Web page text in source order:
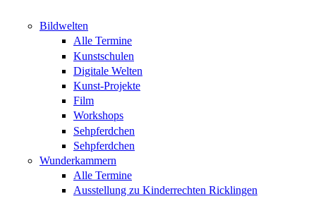
Bildwelten
Alle Termine
Kunstschulen
Digitale Welten
Kunst-Projekte
Film
Workshops
Sehpferdchen
Sehpferdchen
Wunderkammern
Alle Termine
Ausstellung zu Kinderrechten Ricklingen